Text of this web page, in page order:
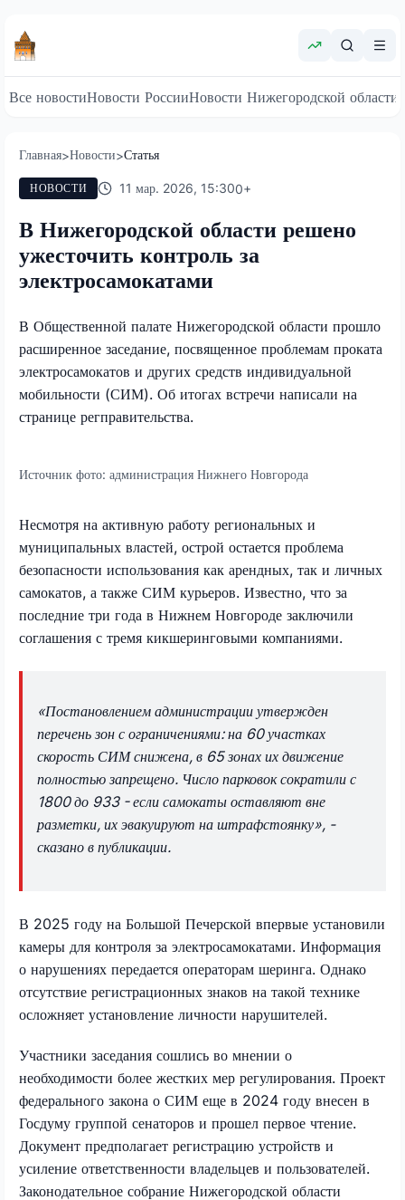
Все новостиНовости РоссииНовости Нижегородской области
Главная>Новости>Статья
НОВОСТИ 11 мар. 2026, 15:300+
В Нижегородской области решено
ужесточить контроль за
электросамокатами
В Общественной палате Нижегородской области прошло
расширенное заседание, посвященное проблемам проката
электросамокатов и других средств индивидуальной
мобильности (СИМ). Об итогах встречи написали на
странице регправительства.
Источник фото: администрация Нижнего Новгорода
Несмотря на активную работу региональных и
муниципальных властей, острой остается проблема
безопасности использования как арендных, так и личных
самокатов, а также СИМ курьеров. Известно, что за
последние три года в Нижнем Новгороде заключили
соглашения с тремя кикшеринговыми компаниями.
«Постановлением администрации утвержден
перечень зон с ограничениями: на 60 участках
скорость СИМ снижена, в 65 зонах их движение
полностью запрещено. Число парковок сократили с
1800 до 933 - если самокаты оставляют вне
разметки, их эвакуируют на штрафстоянку», -
сказано в публикации.
В 2025 году на Большой Печерской впервые установили
камеры для контроля за электросамокатами. Информация
о нарушениях передается операторам шеринга. Однако
отсутствие регистрационных знаков на такой технике
осложняет установление личности нарушителей.
Участники заседания сошлись во мнении о
необходимости более жестких мер регулирования. Проект
федерального закона о СИМ еще в 2024 году внесен в
Госдуму группой сенаторов и прошел первое чтение.
Документ предполагает регистрацию устройств и
усиление ответственности владельцев и пользователей.
Законодательное собрание Нижегородской области